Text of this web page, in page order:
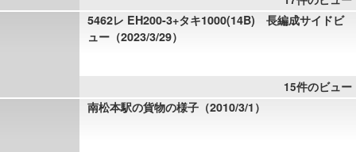
5462レ EH200-3+タキ1000(14B) 長編成サイドビ
ュー（2023/3/29）
15件のビュー
南松本駅の貨物の様子（2010/3/1）